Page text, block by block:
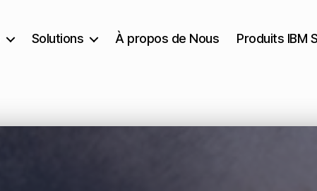
Solutions À propos de Nous Produits IBM